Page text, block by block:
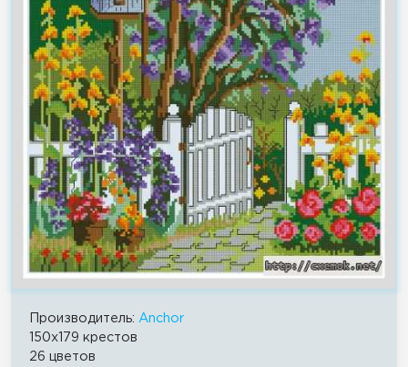
Производитель: Anchor
150x179 крестов
26 цветов